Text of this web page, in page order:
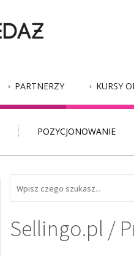
PARTNERZY KURSY
POZYCJONOWANIE
Sellingo.pl /